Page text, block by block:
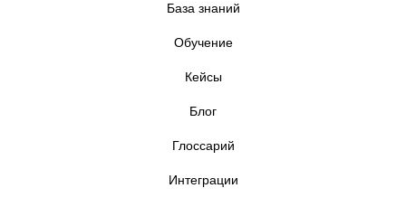
База знаний
Обучение
Кейсы
Блог
Глоссарий
Интеграции